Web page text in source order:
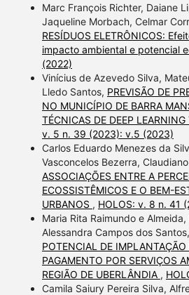
Marc François Richter, Daiane
Jaqueline Morbach, Celmar
RESÍDUOS ELETRÔNICOS:
impacto ambiental e potencial
(2022)
Vinícius de Azevedo Silva,
Lledo Santos, PREVISÃO DE
NO MUNICÍPIO DE BARRA
TÉCNICAS DE DEEP LEARNING
v. 5 n. 39 (2023): v.5 (2023)
Carlos Eduardo Menezes da
Vasconcelos Bezerra,
ASSOCIAÇÕES ENTRE A
ECOSSISTÊMICOS E O BEM-
URBANOS , HOLOS: v. 8 n. 41
Maria Rita Raimundo e
Alessandra Campos dos Santos,
POTENCIAL DE IMPLANTAÇÃO
PAGAMENTO POR SERVIÇOS
REGIÃO DE UBERLÂNDIA ,
Camila Saiury Pereira Silva,